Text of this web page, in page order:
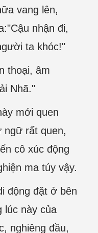
vang lên,
nhận đi,
ta khóc!"
thoại, âm
Nhã."
mới quen
ngữ rất quen,
cô xúc động
ma túy vậy.
động đặt ở bên
lúc này của
nghiêng đầu,